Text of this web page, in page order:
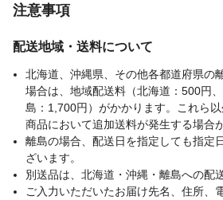
注意事項
配送地域・送料について
北海道、沖縄県、その他各都道府県の
場合は、地域配送料（北海道：500円
島：1,700円）がかかります。これら
商品において追加送料が発生する場合
離島の場合、配送日を指定しても指定
ざいます。
別送品は、北海道・沖縄・離島への配
ご入力いただいたお届け先名、住所、